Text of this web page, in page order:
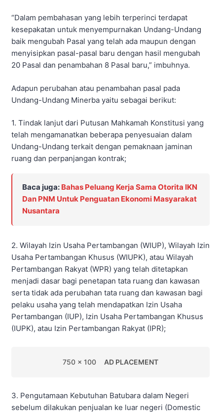
“Dalam pembahasan yang lebih terperinci terdapat
kesepakatan untuk menyempurnakan Undang-Undang
baik mengubah Pasal yang telah ada maupun dengan
menyisipkan pasal-pasal baru dengan hasil mengubah
20 Pasal dan penambahan 8 Pasal baru,” imbuhnya.
Adapun perubahan atau penambahan pasal pada
Undang-Undang Minerba yaitu sebagai berikut:
1. Tindak lanjut dari Putusan Mahkamah Konstitusi yang
telah mengamanatkan beberapa penyesuaian dalam
Undang-Undang terkait dengan pemaknaan jaminan
ruang dan perpanjangan kontrak;
Baca juga: Bahas Peluang Kerja Sama Otorita IKN
Dan PNM Untuk Penguatan Ekonomi Masyarakat
Nusantara
2. Wilayah Izin Usaha Pertambangan (WIUP), Wilayah Izin
Usaha Pertambangan Khusus (WIUPK), atau Wilayah
Pertambangan Rakyat (WPR) yang telah ditetapkan
menjadi dasar bagi penetapan tata ruang dan kawasan
serta tidak ada perubahan tata ruang dan kawasan bagi
pelaku usaha yang telah mendapatkan Izin Usaha
Pertambangan (IUP), Izin Usaha Pertambangan Khusus
(IUPK), atau Izin Pertambangan Rakyat (IPR);
750 x 100 AD PLACEMENT
3. Pengutamaan Kebutuhan Batubara dalam Negeri
sebelum dilakukan penjualan ke luar negeri (Domestic